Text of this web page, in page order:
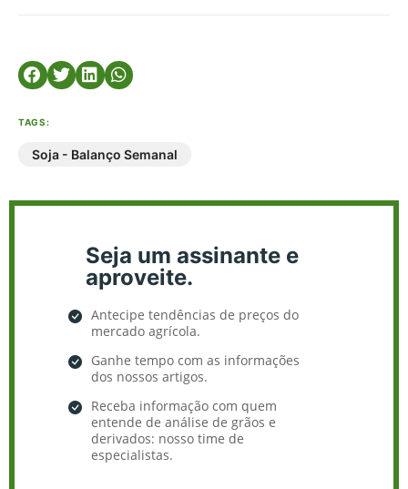
TAGS:
Soja - Balanço Semanal
Seja um assinante e
aproveite.
Antecipe tendências de preços do
mercado agrícola.
Ganhe tempo com as informações
dos nossos artigos.
Receba informação com quem
entende de análise de grãos e
derivados: nosso time de
especialistas.